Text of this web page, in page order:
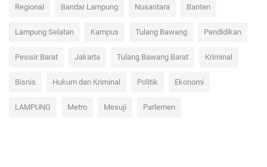
Regional Bandar Lampung Nusantara Banten
Lampung Selatan Kampus Tulang Bawang Pendidikan
Pesisir Barat Jakarta Tulang Bawang Barat Kriminal
Bisnis Hukum dan Kriminal Politik Ekonomi
LAMPUNG Metro Mesuji Parlemen